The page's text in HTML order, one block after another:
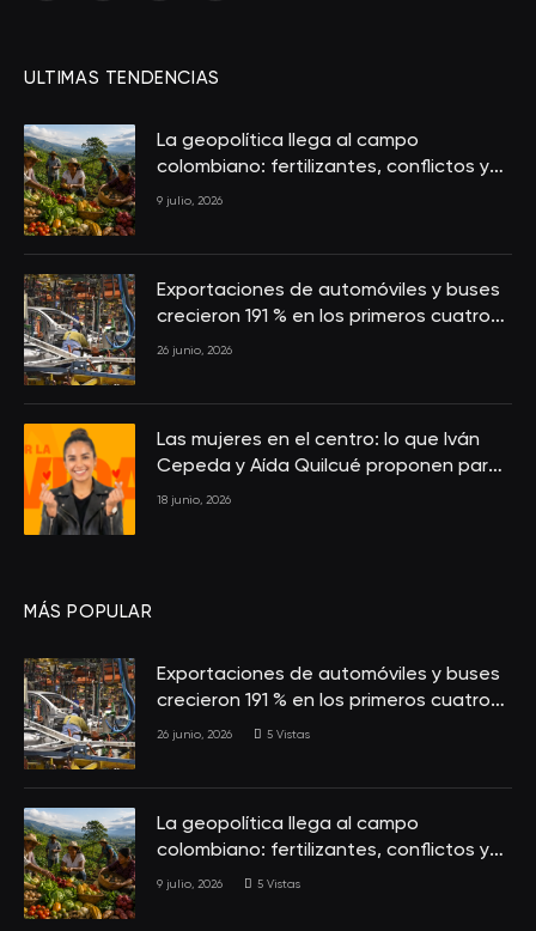
ULTIMAS TENDENCIAS
La geopolítica llega al campo
colombiano: fertilizantes, conflictos y
seguridad alimentaria
9 julio, 2026
Exportaciones de automóviles y buses
crecieron 191 % en los primeros cuatro
meses de 2026
26 junio, 2026
Las mujeres en el centro: lo que Iván
Cepeda y Aída Quilcué proponen para
Colombia
18 junio, 2026
MÁS POPULAR
Exportaciones de automóviles y buses
crecieron 191 % en los primeros cuatro
meses de 2026
26 junio, 2026 5 Vistas
La geopolítica llega al campo
colombiano: fertilizantes, conflictos y
seguridad alimentaria
9 julio, 2026 5 Vistas